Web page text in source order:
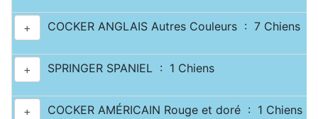
+ COCKER ANGLAIS Autres Couleurs : 7 Chiens
+ SPRINGER SPANIEL : 1 Chiens
+ COCKER AMÉRICAIN Rouge et doré : 1 Chiens